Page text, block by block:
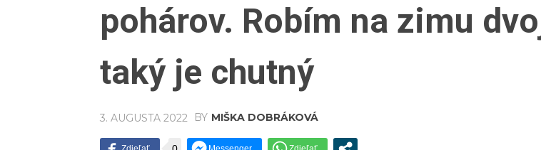
pohárov. Robím na zimu
taký je chutný
3. AUGUSTA 2022 BY MIŠKA DOBRÁKOVÁ